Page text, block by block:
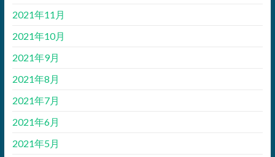
2021年11月
2021年10月
2021年9月
2021年8月
2021年7月
2021年6月
2021年5月